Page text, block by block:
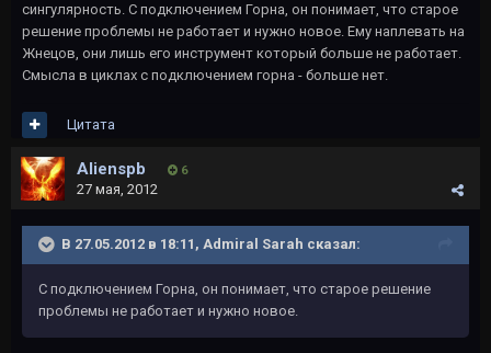
сингулярность. С подключением Горна, он понимает, что старое
решение проблемы не работает и нужно новое. Ему наплевать на
Жнецов, они лишь его инструмент который больше не работает.
Смысла в циклах с подключением горна - больше нет.
Цитата
Alienspb 6
27 мая, 2012
В 27.05.2012 в 18:11, Admiral Sarah сказал:
С подключением Горна, он понимает, что старое решение
проблемы не работает и нужно новое.